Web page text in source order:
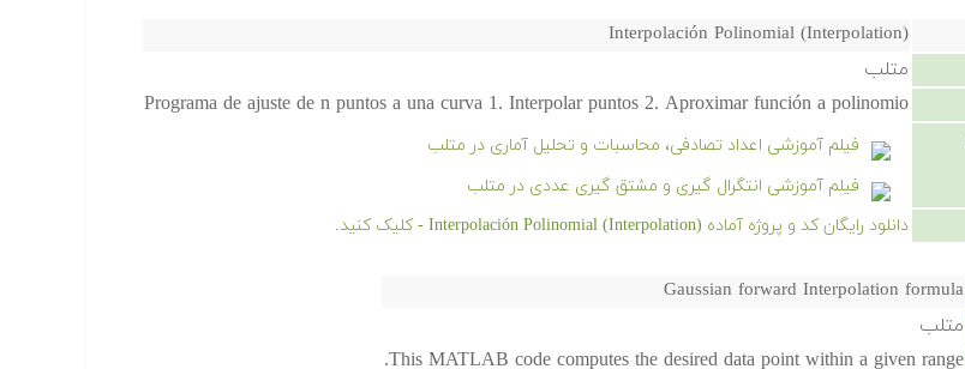
Interpolación Polinomial (Interpolation)
متلب
Programa de ajuste de n puntos a una curva 1. Interpolar puntos 2. Aproximar función a polinomio
فیلم آموزشی اعداد تصادفی، محاسبات و تحلیل آماری در متلب
فیلم آموزشی انتگرال گیری و مشتق گیری عددی در متلب
دانلود رایگان کد و پروژه آماده Interpolación Polinomial (Interpolation) - کلیک کنید.
Gaussian forward Interpolation formula
متلب
This MATLAB code computes the desired data point within a given range.